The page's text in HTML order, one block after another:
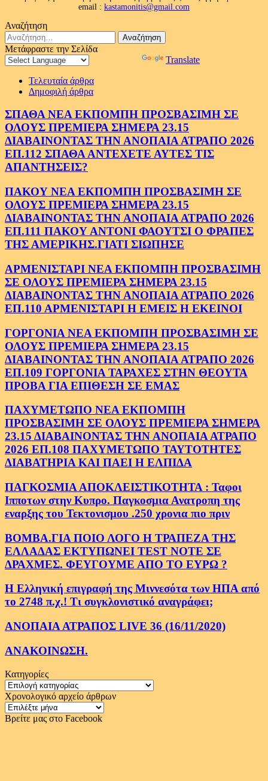
email : kastamonitis@gmail.com
Αναζήτηση
Αναζήτηση
για:
Μετάφραστε την Σελίδα
Translate
Τελευταία άρθρα
Δημοφιλή άρθρα
ΣΠΑΘΑ ΝΕΑ ΕΚΠΟΜΠΗ ΠΡΟΣΒΑΣΙΜΗ ΣΕ
ΟΛΟΥΣ ΠΡΕΜΙΕΡΑ ΣΗΜΕΡΑ 23.15
ΔΙΑΒΑΙΝΟΝΤΑΣ ΤΗΝ ΑΝΟΠΑΙΑ ΑΤΡΑΠΟ 2026
ΕΠ.112 ΣΠΑΘΑ ΑΝΤΕΧΕΤΕ ΑΥΤΕΣ ΤΙΣ
ΑΠΑΝΤΗΣΕΙΣ?
ΠΑΚΟΥ ΝΕΑ ΕΚΠΟΜΠΗ ΠΡΟΣΒΑΣΙΜΗ ΣΕ
ΟΛΟΥΣ ΠΡΕΜΙΕΡΑ ΣΗΜΕΡΑ 23.15
ΔΙΑΒΑΙΝΟΝΤΑΣ ΤΗΝ ΑΝΟΠΑΙΑ ΑΤΡΑΠΟ 2026
ΕΠ.111 ΠΑΚΟΥ ΑΝΤΟΝΙ ΦΑΟΥΤΣΙ Ο ΦΡΑΠΕΣ
ΤΗΣ ΑΜΕΡΙΚΗΣ.ΓΙΑΤΙ ΣΙΩΠΗΣΕ
ΑΡΜΕΝΙΣΤΑΡΙ ΝΕΑ ΕΚΠΟΜΠΗ ΠΡΟΣΒΑΣΙΜΗ
ΣΕ ΟΛΟΥΣ ΠΡΕΜΙΕΡΑ ΣΗΜΕΡΑ 23.15
ΔΙΑΒΑΙΝΟΝΤΑΣ ΤΗΝ ΑΝΟΠΑΙΑ ΑΤΡΑΠΟ 2026
ΕΠ.110 ΑΡΜΕΝΙΣΤΑΡΙ Η ΕΜΕΙΣ Η ΕΚΕΙΝΟΙ
ΓΟΡΓΟΝΙΑ ΝΕΑ ΕΚΠΟΜΠΗ ΠΡΟΣΒΑΣΙΜΗ ΣΕ
ΟΛΟΥΣ ΠΡΕΜΙΕΡΑ ΣΗΜΕΡΑ 23.15
ΔΙΑΒΑΙΝΟΝΤΑΣ ΤΗΝ ΑΝΟΠΑΙΑ ΑΤΡΑΠΟ 2026
ΕΠ.109 ΓΟΡΓΟΝΙΑ ΤΑΡΑΧΕΣ ΣΤΗΝ ΘΕΟΥΤΑ
ΠΡΟΒΑ ΓΙΑ ΕΠΙΘΕΣΗ ΣΕ ΕΜΑΣ
ΠΑΧΥΜΕΤΩΠΟ ΝΕΑ ΕΚΠΟΜΠΗ
ΠΡΟΣΒΑΣΙΜΗ ΣΕ ΟΛΟΥΣ ΠΡΕΜΙΕΡΑ ΣΗΜΕΡΑ
23.15 ΔΙΑΒΑΙΝΟΝΤΑΣ ΤΗΝ ΑΝΟΠΑΙΑ ΑΤΡΑΠΟ
2026 ΕΠ.108 ΠΑΧΥΜΕΤΩΠΟ ΤΑΥΤΟΤΗΤΕΣ
ΔΙΑΒΑΤΗΡΙΑ ΚΑΙ ΠΑΕΙ Η ΕΛΠΙΔΑ
ΠΑΓΚΟΣΜΙΑ ΑΠΟΚΛΕΙΣΤΙΚΟΤΗΤΑ : Ταφοι
Ιπποτων στην Κυπρο. Παγκοσμια Ανατροπη της
εναρξης του Τεκτονισμου .250 χρονια πιο πριν
ΒΟΜΒΑ.ΓΙΑ ΠΟΙΟ ΛΟΓΟ Η ΤΡΑΠΕΖΑ ΤΗΣ
ΕΛΛΑΔΑΣ ΕΚΤΥΠΩΝΕΙ TEST NOTE ΣΕ
ΔΡΑΧΜΕΣ. ΦΕΥΓΟΥΜΕ ΑΠΟ ΤΟ ΕΥΡΩ ?
Η Ελληνική επιγραφή της Μιννεσότα των ΗΠΑ από
το 2748 π.χ.! Τι συγκλονιστικό αναγράφει;
ΑΝΟΠΑΙΑ ΑΤΡΑΠΟΣ LIVE 36 (16/11/2020)
ΑΝΑΚΟΙΝΩΣΗ.
Κατηγορίες
Κατηγορίες
Χρονολογικό αρχείο άρθρων
Χρονολογικό
αρχείο
Βρείτε μας στο Facebook